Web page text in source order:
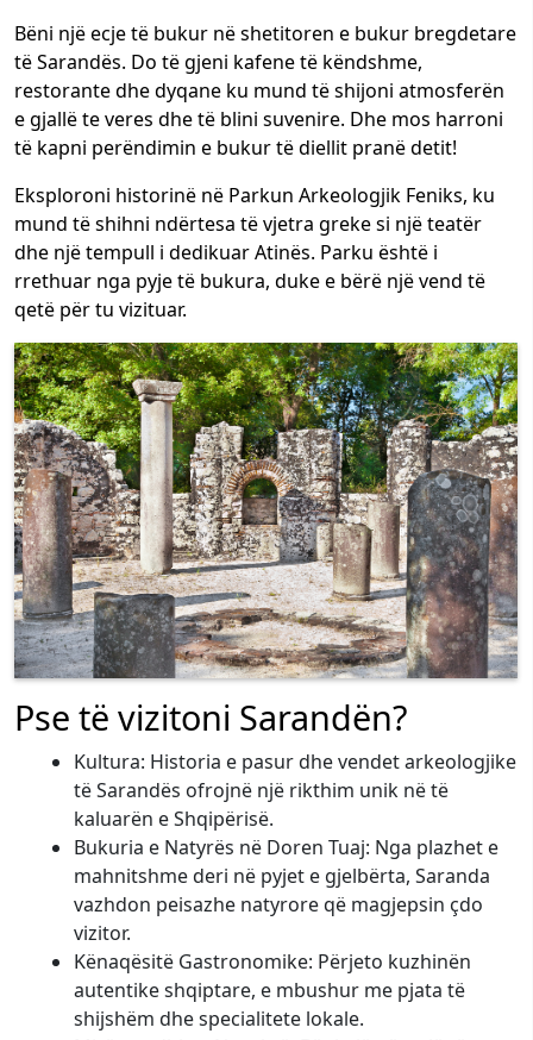
Bëni një ecje të bukur në shetitoren e bukur bregdetare
të Sarandës. Do të gjeni kafene të këndshme,
restorante dhe dyqane ku mund të shijoni atmosferën
e gjallë te veres dhe të blini suvenire. Dhe mos harroni
të kapni perëndimin e bukur të diellit pranë detit!
Eksploroni historinë në Parkun Arkeologjik Feniks, ku
mund të shihni ndërtesa të vjetra greke si një teatër
dhe një tempull i dedikuar Atinës. Parku është i
rrethuar nga pyje të bukura, duke e bërë një vend të
qetë për tu vizituar.
Pse të vizitoni Sarandën?
Kultura: Historia e pasur dhe vendet arkeologjike
të Sarandës ofrojnë një rikthim unik në të
kaluarën e Shqipërisë.
Bukuria e Natyrës në Doren Tuaj: Nga plazhet e
mahnitshme deri në pyjet e gjelbërta, Saranda
vazhdon peisazhe natyrore që magjepsin çdo
vizitor.
Kënaqësitë Gastronomike: Përjeto kuzhinën
autentike shqiptare, e mbushur me pjata të
shijshëm dhe specialitete lokale.